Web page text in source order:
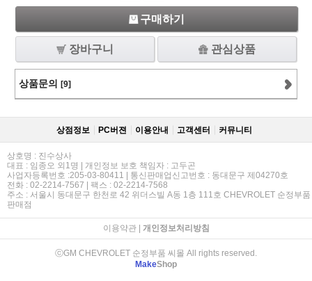
구매하기
장바구니 관심상품
상품문의 [9]
상점정보 PC버젼 이용안내 고객센터 커뮤니티
상호명 : 진수상사
대표 : 임종오 외1명 | 개인정보 보호 책임자 : 고두곤
사업자등록번호 :205-03-80411 | 통신판매업신고번호 : 동대문구 제04270호
전화 : 02-2214-7567 | 팩스 : 02-2214-7568
주소 : 서울시 동대문구 한천로 42 위더스빌 A동 1층 111호 CHEVROLET 순정부품
판매점
이용약관| 개인정보처리방침
ⓒGM CHEVROLET 순정부품 씨몰 All rights reserved.
MakeShop